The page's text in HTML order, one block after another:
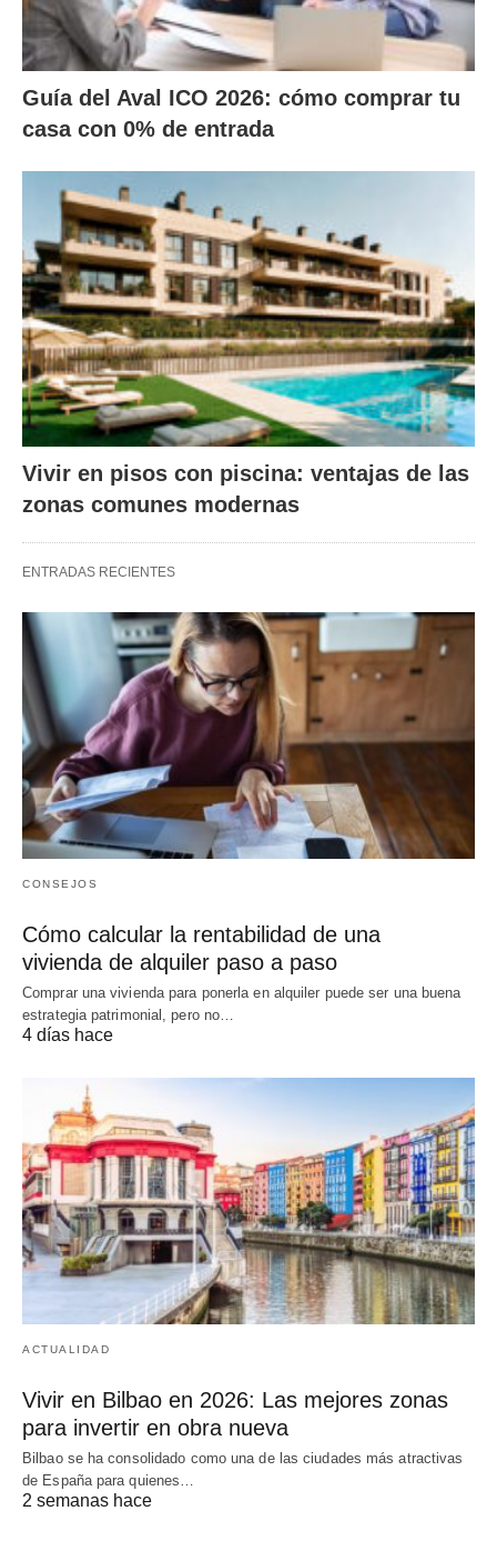
Guía del Aval ICO 2026: cómo comprar tu
casa con 0% de entrada
Vivir en pisos con piscina: ventajas de las
zonas comunes modernas
ENTRADAS RECIENTES
CONSEJOS
Cómo calcular la rentabilidad de una
vivienda de alquiler paso a paso
Comprar una vivienda para ponerla en alquiler puede ser una buena
estrategia patrimonial, pero no…
4 días hace
ACTUALIDAD
Vivir en Bilbao en 2026: Las mejores zonas
para invertir en obra nueva
Bilbao se ha consolidado como una de las ciudades más atractivas
de España para quienes…
2 semanas hace